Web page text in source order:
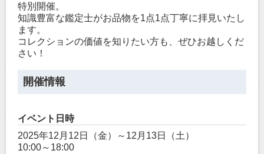
特別開催。
知識豊富な鑑定士がお品物を1点1点丁寧に拝見いたし
ます。
コレクションの価値を知りたい方も、ぜひお越しくだ
さい！
開催情報
イベント日時
2025年12月12日（金）～12月13日（土）
10:00～18:00